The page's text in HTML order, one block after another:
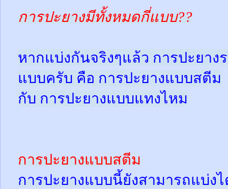
การปะยางมีทั้งหมดกี่แบบ??
หากแบ่งกันจริงๆแล้ว การปะยาง
แบบครับ คือ การปะยางแบบสตีม
กับ การปะยางแบบแทงไหม
การปะยางแบบสตีม
การปะยางแบบนี้ยังสามารถแบ่ง